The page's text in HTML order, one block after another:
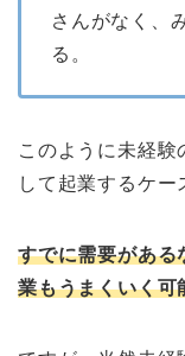
さんがなく、
る。
このように未経
して起業するケー
すでに需要がある
業もうまくいく可